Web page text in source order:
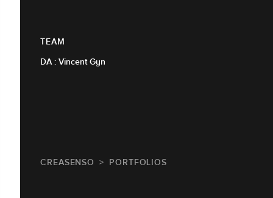
TEAM
DA : Vincent Gyn
CREASENSO PORTFOLIOS